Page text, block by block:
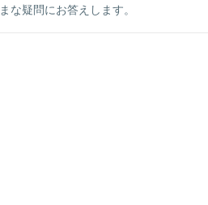
な疑問にお答えします。